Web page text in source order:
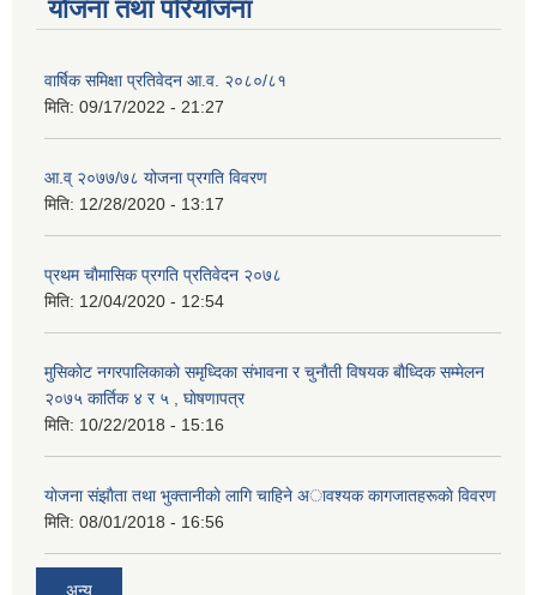
योजना तथा परियोजना
वार्षिक समिक्षा प्रतिवेदन आ.व. २०८०/८१
मिति: 09/17/2022 - 21:27
आ.व् २०७७/७८ योजना प्रगति विवरण
मिति: 12/28/2020 - 13:17
प्रथम चाैमासिक प्रगति प्रतिवेदन २०७८
मिति: 12/04/2020 - 12:54
मुसिकाेट नगरपालिकाकाे समृध्दिका संभावना र चुनाैती विषयक बाैध्दिक सम्मेलन
२०७५ कार्तिक ४ र ५ , घाेषणापत्र
मिति: 10/22/2018 - 15:16
याेजना संझाैता तथा भुक्तानीकाे लागि चाहिने अावश्यक कागजातहरूकाे विवरण
मिति: 08/01/2018 - 16:56
अन्य